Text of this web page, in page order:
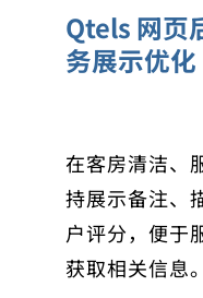
Qtels 网页
务展示优化
在客房清洁、
持展示备注、
户评分，便于
获取相关信息。